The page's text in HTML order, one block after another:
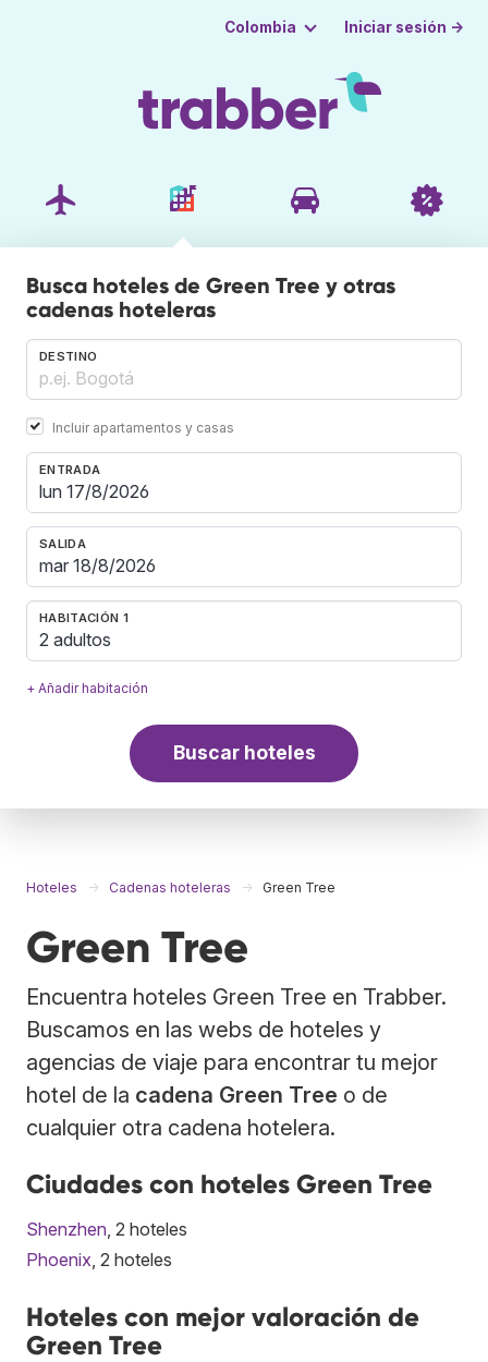
Colombia Iniciar sesión →
Busca hoteles de Green Tree y otras
cadenas hoteleras
DESTINO
Incluir apartamentos y casas
ENTRADA
SALIDA
HABITACIÓN 1
2 adultos
+ Añadir habitación
Buscar hoteles
Hoteles Cadenas hoteleras Green Tree
Green Tree
Encuentra hoteles Green Tree en Trabber.
Buscamos en las webs de hoteles y
agencias de viaje para encontrar tu mejor
hotel de la cadena Green Tree o de
cualquier otra cadena hotelera.
Ciudades con hoteles Green Tree
Shenzhen , 2 hoteles
Phoenix , 2 hoteles
Hoteles con mejor valoración de
Green Tree